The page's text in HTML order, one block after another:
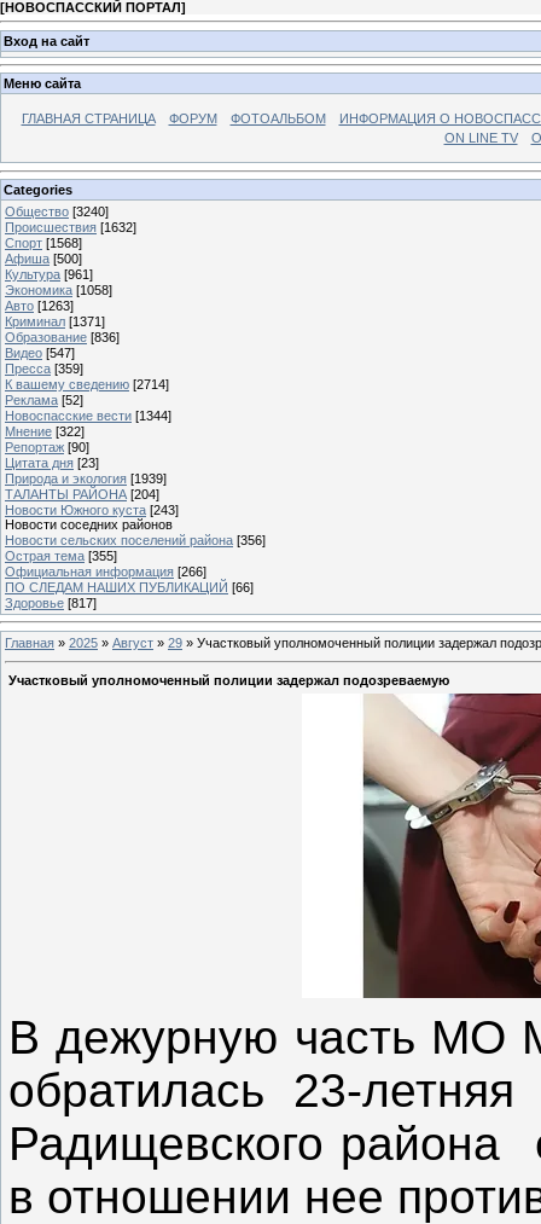
[НОВОСПАССКИЙ ПОРТАЛ]
Вход на сайт
Меню сайта
ГЛАВНАЯ СТРАНИЦА ФОРУМ ФОТОАЛЬБОМ
ИНФОРМАЦИЯ О
ON LINE TV
Categories
Общество [3240]
Происшествия [1632]
Спорт [1568]
Афиша [500]
Культура [961]
Экономика [1058]
Авто [1263]
Криминал [1371]
Образование [836]
Видео [547]
Пресса [359]
К вашему сведению [2714]
Реклама [52]
Новоспасские вести [1344]
Мнение [322]
Репортаж [90]
Цитата дня [23]
Природа и экология [1939]
ТАЛАНТЫ РАЙОНА [204]
Новости Южного куста [243]
Новости соседних районов
Новости сельских поселений района [356]
Острая тема [355]
Официальная информация [266]
ПО СЛЕДАМ НАШИХ ПУБЛИКАЦИЙ [66]
Здоровье [817]
Главная » 2025 » Август » 29 » Участковый уполномоченный полиции задержал
Участковый уполномоченный полиции задержал подозреваемую
В дежурную часть МО
обратилась 23-
Радищевского района
в отношении нее